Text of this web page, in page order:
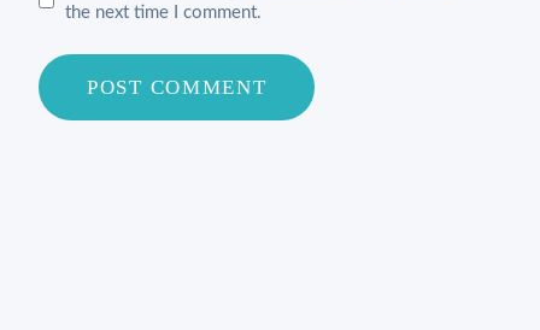
the next time I comment.